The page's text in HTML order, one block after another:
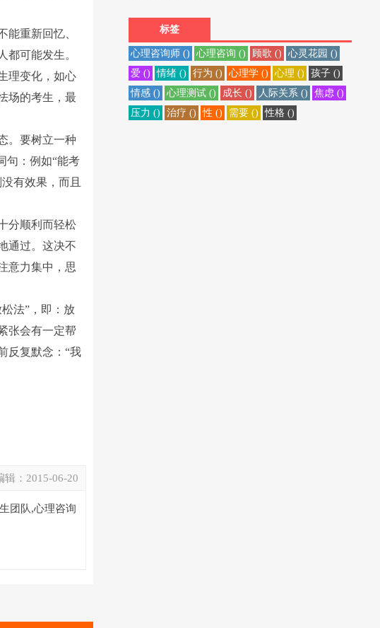
重新回忆、
可能发生。
理变化，如心
场的考生，最
。要树立一种
句：例如“能考
有效果，而且
分顺利而轻松
通过。这决不
意力集中，思
法”，即：放
张会有一定帮
反复默念：“我
辑： 2015-06-20
团队,心理咨询
标签
心理咨询师 () 心理咨询 () 顾歌 ()
心灵花园 ()
爱 ()
情绪 () 行为 () 心理学 () 心理 ()
孩子 ()
情感 ()
心理测试 () 成长 () 人际关系 ()
焦虑 ()
压力 ()
治疗 () 性 () 需要 () 性格 ()